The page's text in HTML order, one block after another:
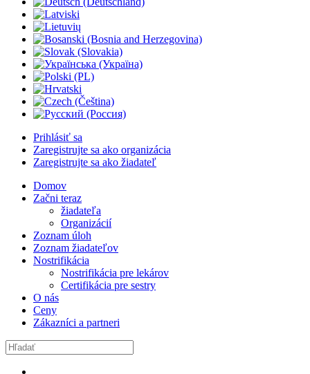
Prihlásiť sa
Zaregistrujte sa ako organizácia
Zaregistrujte sa ako žiadateľ
Domov
Začni teraz
žiadateľa
Organizácií
Zoznam úloh
Zoznam žiadateľov
Nostrifikácia
Nostrifikácia pre lekárov
Certifikácia pre sestry
O nás
Ceny
Zákazníci a partneri